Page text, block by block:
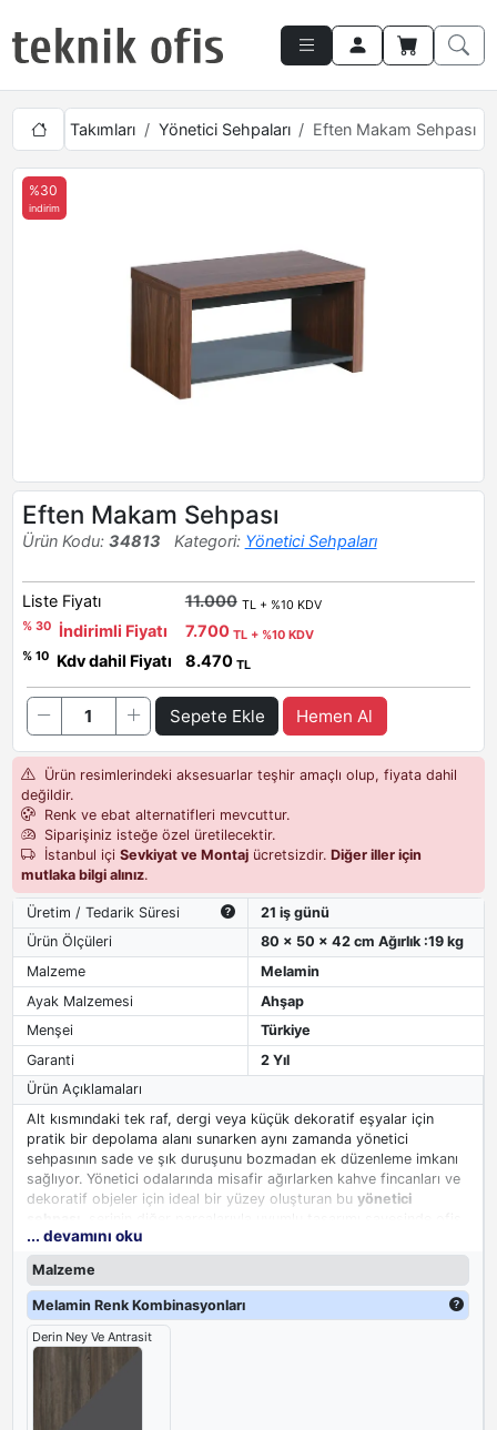
Yönetici Takımları Yönetici Sehpaları Eften Makam Sehpası
%30
indirim
Eften Makam Sehpası
Ürün Kodu: 34813 Kategori: Yönetici Sehpaları
Liste Fiyatı 11.000 TL + %10 KDV
% 30
İndirimli Fiyatı 7.700 TL + %10 KDV
% 10
Kdv dahil Fiyatı 8.470 TL
Sepete Ekle Hemen Al
Ürün resimlerindeki aksesuarlar teşhir amaçlı olup, fiyata dahil
değildir.
Renk ve ebat alternatifleri mevcuttur.
Siparişiniz isteğe özel üretilecektir.
İstanbul içi Sevkiyat ve Montajücretsizdir. Diğer iller için
mutlaka bilgi alınız.
Üretim / Tedarik Süresi
21 iş günü
Ürün Ölçüleri
80 x 50 x 42 cm Ağırlık :19 kg
Malzeme
Melamin
Ayak Malzemesi
Ahşap
Menşei
Türkiye
Garanti
2 Yıl
Ürün Açıklamaları
Alt kısmındaki tek raf, dergi veya küçük dekoratif eşyalar için
pratik bir depolama alanı sunarken aynı zamanda yönetici
sehpasının sade ve şık duruşunu bozmadan ek düzenleme imkanı
sağlıyor. Yönetici odalarında misafir ağırlarken kahve fincanları ve
dekoratif objeler için ideal bir yüzey oluşturan bu yönetici
düzeninde bütüncül bir prestij oluşturuyor.
... devamını oku
Malzeme
Melamin Renk Kombinasyonları
Derin Ney Ve Antrasit